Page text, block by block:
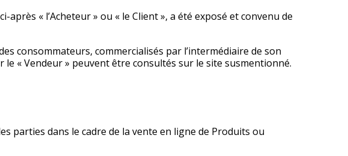
« l’Acheteur » ou « le Client », a été exposé et convenu de
consommateurs, commercialisés par l’intermédiaire de son
« Vendeur » peuvent être consultés sur le site susmentionné.
parties dans le cadre de la vente en ligne de Produits ou